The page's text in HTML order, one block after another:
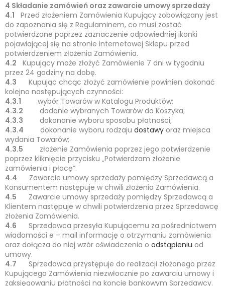
4 Składanie zamówień oraz zawarcie umowy sprzedaży
4.1 Przed złożeniem Zamówienia Kupujący zobowiązany jest
do zapoznania się z Regulaminem, co musi zostać
potwierdzone poprzez zaznaczenie odpowiedniej ikonki
pojawiającej się na stronie internetowej Sklepu przed
potwierdzeniem złożenia Zamówienia.
4.2 Kupujący może złożyć Zamówienie 7 dni w tygodniu
przez 24 godziny na dobę.
4.3 Kupując chcąc złożyć zamówienie powinien dokonać
kolejno następujących czynności:
4.3.1 wybór Towarów w Katalogu Produktów;
4.3.2 dodanie wybranych Towarów do Koszyka;
4.3.3 dokonanie wyboru sposobu płatności;
4.3.4 dokonanie wyboru rodzaju dostawy oraz miejsca
wydania Towarów;
4.3.5 złożenie Zamówienia poprzez jego potwierdzenie
poprzez kliknięcie przycisku „Potwierdzam złożenie
zamówienia i płacę”.
4.4 Zawarcie umowy sprzedaży pomiędzy Sprzedawcą a
Konsumentem następuje w chwili złożenia Zamówienia.
4.5 Zawarcie umowy sprzedaży pomiędzy Sprzedawcą a
Klientem następuje w chwili potwierdzenia przez Sprzedawcę
złożenia Zamówienia.
4.6 Sprzedawca przesyła Kupującemu za pośrednictwem
wiadomości e – mail informację o otrzymaniu zamówienia
oraz dołącza do niej wzór oświadczenia o odstąpieniu od
umowy.
4.7 Sprzedawca przystępuje do realizacji złożonego przez
Kupującego Zamówienia niezwłocznie po zawarciu umowy i
zaksięgowaniu płatności na koncie bankowym Sprzedawcy.